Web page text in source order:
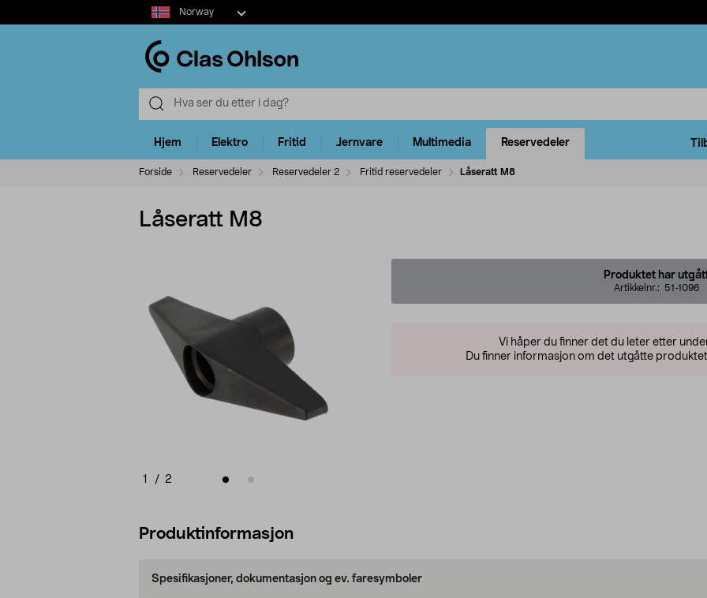
Select
market
Norway
Hjem Elektro Fritid Jernvare Multimedia Reservedeler
Forside Reservedeler Reservedeler 2 Fritid reservedeler Låseratt M8
Låseratt M8
1 / 2
Produktet har
Artikkelnr.: 51-1096
Vi håper du finner det du leter etter
Du finner informasjon om det utgåtte
Produktinformasjon
Spesifikasjoner, dokumentasjon og ev. faresymboler